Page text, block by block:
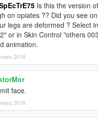
Is this the version
on opiates ?? Did you see
legs are deformed ? Select
or in Skin Control "others
animation.
2018
face.
2018